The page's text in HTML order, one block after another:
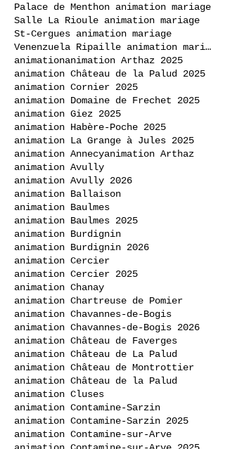
Palace de Menthon animation mariage
Salle La Rioule animation mariage
St-Cergues animation mariage
Venenzuela Ripaille animation mariage
animationanimation Arthaz 2025
animation Château de la Palud 2025
animation Cornier 2025
animation Domaine de Frechet 2025
animation Giez 2025
animation Habère-Poche 2025
animation La Grange à Jules 2025
animation Annecyanimation Arthaz
animation Avully
animation Avully 2026
animation Ballaison
animation Baulmes
animation Baulmes 2025
animation Burdignin
animation Burdignin 2026
animation Cercier
animation Cercier 2025
animation Chanay
animation Chartreuse de Pomier
animation Chavannes-de-Bogis
animation Chavannes-de-Bogis 2026
animation Château de Faverges
animation Château de La Palud
animation Château de Montrottier
animation Château de la Palud
animation Cluses
animation Contamine-Sarzin
animation Contamine-Sarzin 2025
animation Contamine-sur-Arve